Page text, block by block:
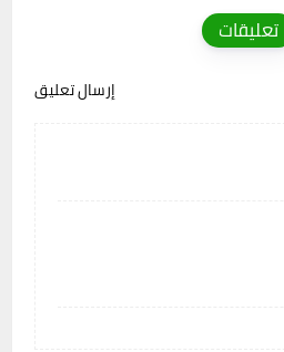
تعليقات
إرسال تعليق